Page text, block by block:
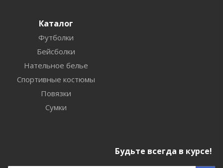
Каталог
Футболки
Бейсболки
Нательное белье
Спортивные костюмы
Повязки
Сумки
Будьте всегда в курсе!